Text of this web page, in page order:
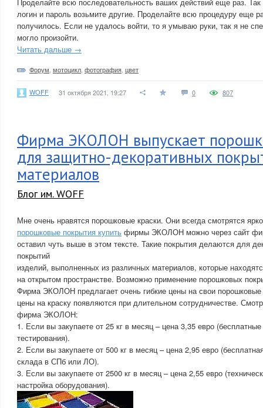
логин и пароль возьмите другие. Проделайте всю процедуру еще
получилось. Если не удалось войти, то я умываю руки, так я не
могло произойти.
Читать дальше →
Форум мотоцикл фотография цвет
WOFF 31 октября 2021, 19:27 0 807
Фирма ЭКОЛОН выпускает
для защитно-декоративных
материалов
Блог им. WOFF
Мне очень нравятся порошковые краски. Они всегда смотрятся
порошковые покрытия купить фирмы ЭКОЛОН можно через сайт
оставил чуть выше в этом тексте. Такие покрытия делаются для
покрытий
изделий, выполненных из различных материалов, которые
на открытом пространстве. Возможно применение порошковых
Фирма ЭКОЛОН предлагает очень гибкие цены на свои
цены на краску появляются при длительном сотрудничестве.
фирма ЭКОЛОН:
1. Если вы закупаете от 25 кг в месяц – цена 3,35 евро
тестирования).
2. Если вы закупаете от 500 кг в месяц – цена 2,95 евро
склада в СПб или ЛО).
3. Если вы закупаете от 2500 кг в месяц – цена 2,55 евро
настройка оборудования).